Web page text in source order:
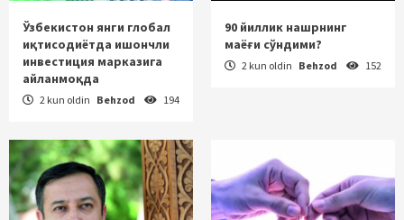
Ўзбекистон янги глобал
иқтисодиётда ишончли
инвестиция марказига
айланмоқда
2 kun oldin Behzod 194
90 йиллик нашрнинг
маёғи сўндими?
2 kun oldin Behzod 152